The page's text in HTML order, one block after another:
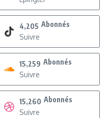
4,205 Abonnés
Suivre
15,259 Abonnés
Suivre
15,260 Abonnés
Suivre